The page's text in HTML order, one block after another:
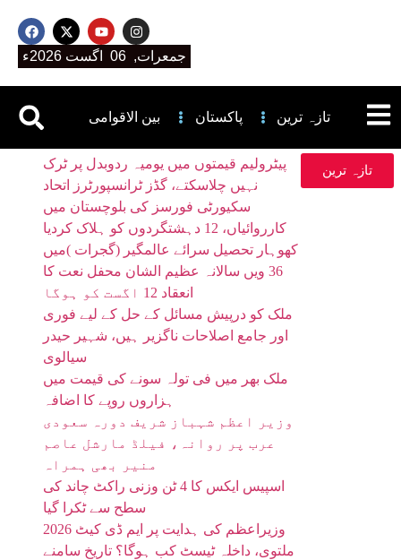
جمعرات, 06 اگست 2026ء
بین الاقوامی پاکستان تازہ ترین
تازہ ترین
پیٹرولیم قیمتوں میں یومیہ ردوبدل پر ٹرک
نہیں چلاسکتے، گڈز ٹرانسپورٹرز اتحاد
سکیورٹی فورسز کی بلوچستان میں
کارروائیاں، 12 دہشتگردوں کو ہلاک کردیا
کھوہار تحصیل سرائے عالمگیر (گجرات )میں
36 ویں سالانہ عظیم الشان محفل نعت کا
انعقاد 12 اگست کو ہوگا
ملک کو درپیش مسائل کے حل کے لیے فوری
اور جامع اصلاحات ناگزیر ہیں، شہیر حیدر
سیالوی
ملک بھر میں فی تولہ سونے کی قیمت میں
ہزاروں روپے کا اضافہ
وزیر اعظم شہباز شریف دورہ سعودی
عرب پر روانہ، فیلڈ مارشل عاصم
منیر بھی ہمراہ
اسپیس ایکس کا 4 ٹن وزنی راکٹ چاند کی
سطح سے ٹکرا گیا
وزیراعظم کی ہدایت پر ایم ڈی کیٹ 2026
ملتوی، داخلہ ٹیسٹ کب ہوگا؟ تاریخ سامنے